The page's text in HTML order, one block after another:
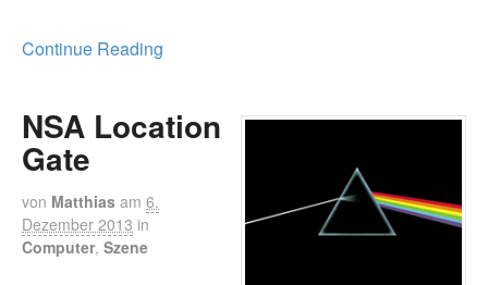
Continue Reading
NSA Location
Gate
von Matthias am 6.
Dezember 2013 in
Computer, Szene